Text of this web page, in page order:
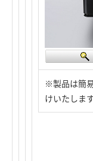
※製品は簡
けいたします